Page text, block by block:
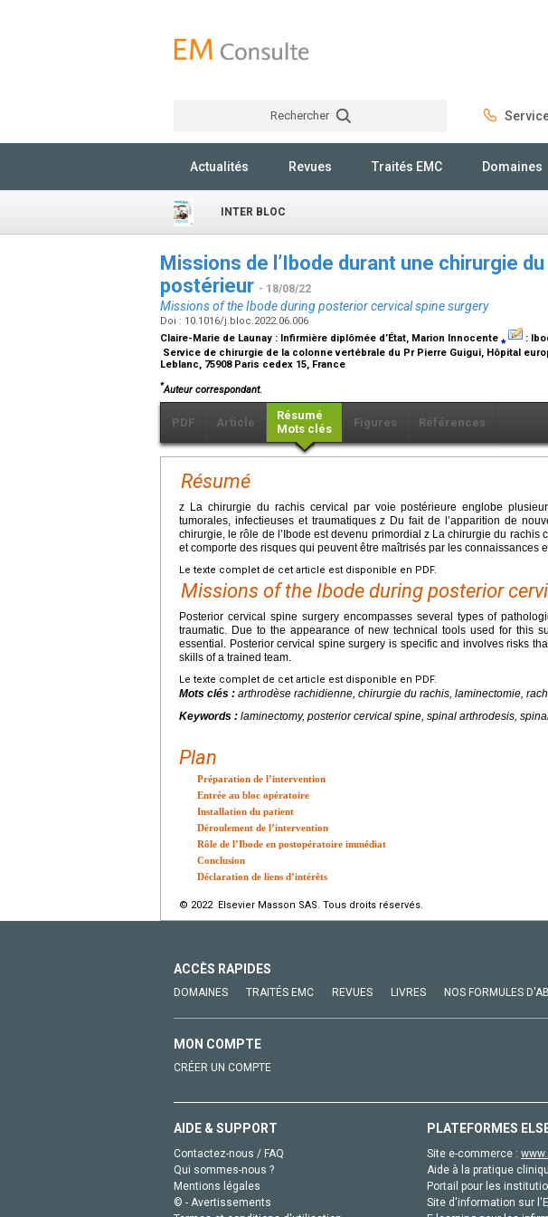
Rechercher
Actualités Revues Traités EMC Domaines
INTER BLOC
Missions de l’Ibode durant une chirurgie
postérieur - 18/08/22
Missions of the Ibode during posterior cervical spine surgery
Doi : 10.1016/j.bloc.2022.06.006
Claire-Marie de Launay : Infirmière diplômée d’État, Marion Innocente ⁎ :
Service de chirurgie de la colonne vertébrale du Pr Pierre Guigui, Hôpital
Leblanc, 75908 Paris cedex 15, France
*Auteur correspondant.
PDF Article
Résumé
Mots clés
Figures Références
Résumé
z La chirurgie du rachis cervical par voie postérieure englobe
tumorales, infectieuses et traumatiques z Du fait de l’apparition de
chirurgie, le rôle de l’Ibode est devenu primordial z La chirurgie du rachis
et comporte des risques qui peuvent être maîtrisés par les connaissances
Le texte complet de cet article est disponible en PDF.
Missions of the Ibode during posterior
Posterior cervical spine surgery encompasses several types of
traumatic. Due to the appearance of new technical tools used for this
essential. Posterior cervical spine surgery is specific and involves risks
skills of a trained team.
Le texte complet de cet article est disponible en PDF.
Mots clés : arthrodèse rachidienne, chirurgie du rachis, laminectomie,
Keywords : laminectomy, posterior cervical spine, spinal arthrodesis,
Plan
Préparation de l’intervention
Entrée au bloc opératoire
Installation du patient
Déroulement de l’intervention
Rôle de l’Ibode en postopératoire immédiat
Conclusion
Déclaration de liens d’intérêts
© 2022 Elsevier Masson SAS. Tous droits réservés.
ACCÈS RAPIDES
DOMAINES TRAITÉS EMC REVUES LIVRES NOS FORMULES
MON COMPTE
CRÉER UN COMPTE
AIDE & SUPPORT
Contactez-nous / FAQ
Qui sommes-nous ?
Mentions légales
© - Avertissements
PLATEFORMES
Site e-commerce :
Aide à la pratique
Portail pour les
Site d'information sur